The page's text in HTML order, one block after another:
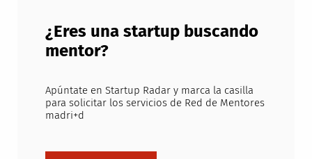
¿Eres una startup buscando
mentor?
Apúntate en Startup Radar y marca la casilla
para solicitar los servicios de Red de Mentores
madri+d